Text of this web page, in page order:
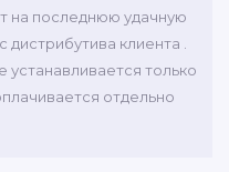
на последнюю удачную
клиента .
только
отдельно